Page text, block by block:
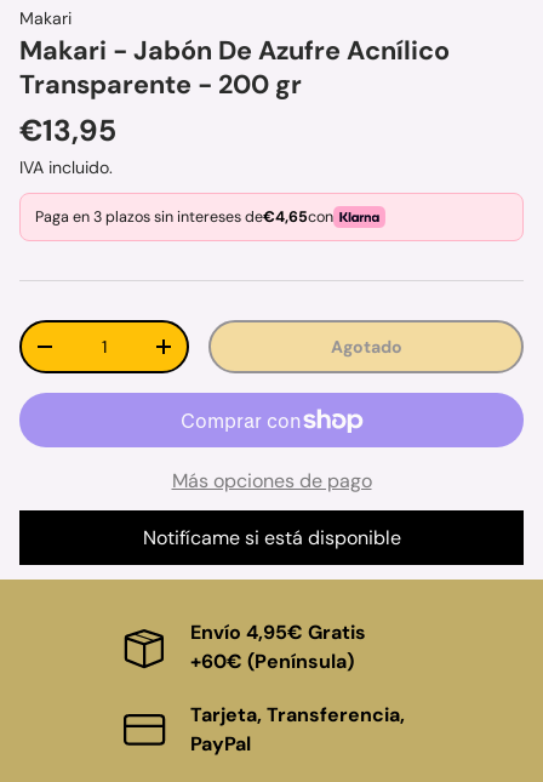
Makari
Makari - Jabón De Azufre Acnílico
Transparente - 200 gr
Precio normal
€13,95
IVA incluido.
Paga en 3 plazos sin intereses de€4,65con
Cant.
Disminuir cantidadAumentar la cantidadAgotado
Más opciones de pago
Notifícame si está disponible
Envío 4,95€ Gratis
+60€ (Península)
Tarjeta, Transferencia,
PayPal